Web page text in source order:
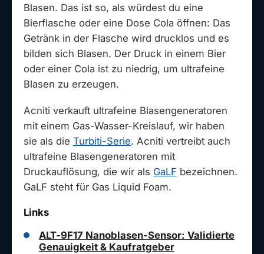
Blasen. Das ist so, als würdest du eine
Bierflasche oder eine Dose Cola öffnen: Das
Getränk in der Flasche wird drucklos und es
bilden sich Blasen. Der Druck in einem Bier
oder einer Cola ist zu niedrig, um ultrafeine
Blasen zu erzeugen.
Acniti verkauft ultrafeine Blasengeneratoren
mit einem Gas-Wasser-Kreislauf, wir haben
sie als die Turbiti-Serie. Acniti vertreibt auch
ultrafeine Blasengeneratoren mit
Druckauflösung, die wir als GaLF bezeichnen.
GaLF steht für Gas Liquid Foam.
Links
ALT-9F17 Nanoblasen-Sensor: Validierte
Genauigkeit & Kaufratgeber